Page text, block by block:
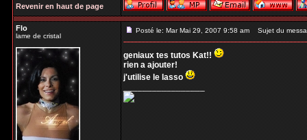
Revenir en haut de page
Flo
lame de cristal
Posté le: Mar Mai 29, 2007 9:58 am Sujet du
geniaux tes tutos Kat!!
rien a ajouter!
j'utilise le lasso
_________________